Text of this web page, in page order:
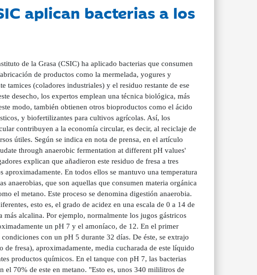
aplican bacterias a los
de la Grasa (CSIC) ha aplicado bacterias que consumen
de productos como la mermelada, yogures y
tamices (coladores industriales) y el residuo restante de ese
desecho, los expertos emplean una técnica biológica, más
modo, también obtienen otros bioproductos como el ácido
y biofertilizantes para cultivos agrícolas. Así, los
contribuyen a la economía circular, es decir, al reciclaje de
útiles. Según se indica en nota de prensa, en el artículo
through anaerobic fermentation at different pH values'
explican que añadieron este residuo de fresa a tres
En todos ellos se mantuvo una temperatura
que son aquellas que consumen materia orgánica
el metano. Este proceso se denomina digestión anaerobia.
esto es, el grado de acidez en una escala de 0 a 14 de
alcalina. Por ejemplo, normalmente los jugos gástricos
un pH 7 y el amoníaco, de 12. En el primer
con un pH 5 durante 32 días. De éste, se extrajo
fresa), aproximadamente, media cucharada de este líquido
productos químicos. En el tanque con pH 7, las bacterias
el 70% de este en metano. "Esto es, unos 340 mililitros de